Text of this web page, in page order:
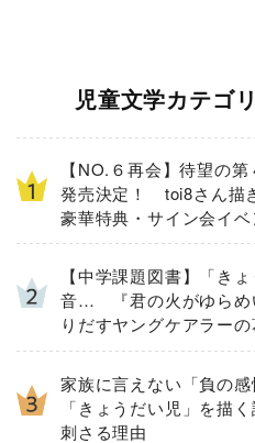
児童文学カテゴ
【NO.６再会】待望の
発売決定！ toi8さん描
豪華特典・サイン会イ
３大ニュース」を一挙解
【中学課題図書】「き
音… 『君の火がゆらめ
りだすヤングケアラー
家族に言えない「負の
「きょうだい児」を描
刺さる理由